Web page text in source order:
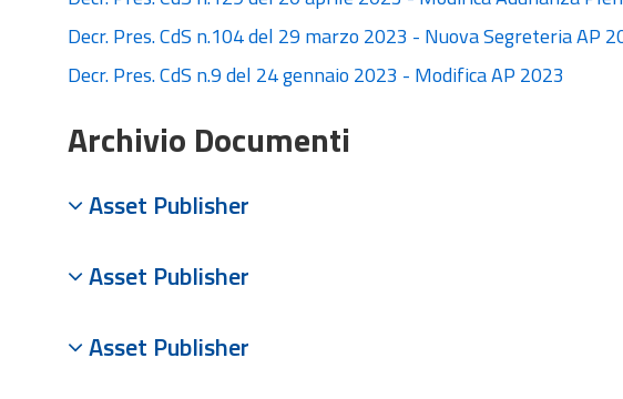
Decr. Pres. CdS n.104 del 29 marzo 2023 - Nuova Segreteria AP
Decr. Pres. CdS n.9 del 24 gennaio 2023 - Modifica AP 2023
Archivio Documenti
Asset Publisher
Asset Publisher
Asset Publisher